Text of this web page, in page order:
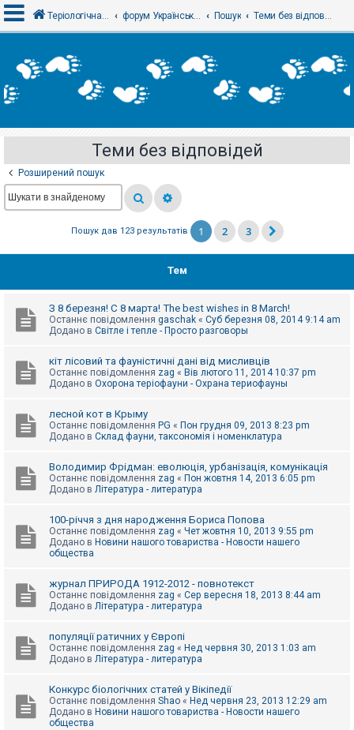
х
і
е
с
т
р
я
е
и
з
е
и
е
ш
к
Теріологічна школа форум Українського теріологічного товариства Пошук Теми без відповідей
Теми без відповідей
Розширений пошук
Пошук дав 123 результатів 1 2 3
Тем
З 8 березня! С 8 марта! The best wishes in 8 March!
Останнє повідомлення gaschak « Суб березня 08, 2014 9:14 am
Додано в Світле і тепле - Просто разговоры
кіт лісовий та фауністичні дані від мисливців
Останнє повідомлення zag « Вів лютого 11, 2014 10:37 pm
Додано в Охорона теріофауни - Охрана териофауны
лесной кот в Крыму
Останнє повідомлення PG « Пон грудня 09, 2013 8:23 pm
Додано в Склад фауни, таксономія і номенклатура
Володимир Фрідман: еволюція, урбанізація, комунікація
Останнє повідомлення zag « Пон жовтня 14, 2013 6:05 pm
Додано в Література - литература
100-річчя з дня народження Бориса Попова
Останнє повідомлення zag « Чет жовтня 10, 2013 9:55 pm
Додано в Новини нашого товариства - Новости нашего
общества
журнал ПРИРОДА 1912-2012 - повнотекст
Останнє повідомлення zag « Сер вересня 18, 2013 8:44 am
Додано в Література - литература
популяції ратичних у Європі
Останнє повідомлення zag « Нед червня 30, 2013 1:03 am
Додано в Література - литература
Конкурс біологічних статей у Вікіпедії
Останнє повідомлення Shao « Нед червня 23, 2013 12:29 am
Додано в Новини нашого товариства - Новости нашего
общества